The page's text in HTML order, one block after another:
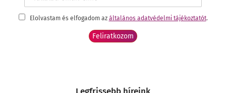
Elolvastam és elfogadom az általános adatvédelmi tájékoztatót.